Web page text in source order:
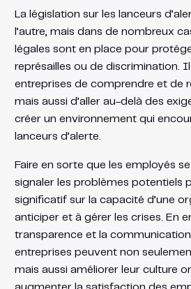
La législation sur les lanceurs
l’autre, mais dans de nombreux
légales sont en place pour
représailles ou de discrimination.
entreprises de comprendre et de
mais aussi d’aller au-delà des
créer un environnement qui
lanceurs d’alerte.
Faire en sorte que les employés
signaler les problèmes potentiels
significatif sur la capacité d’une
anticiper et à gérer les crises. En
transparence et la
entreprises peuvent non
mais aussi améliorer leur culture